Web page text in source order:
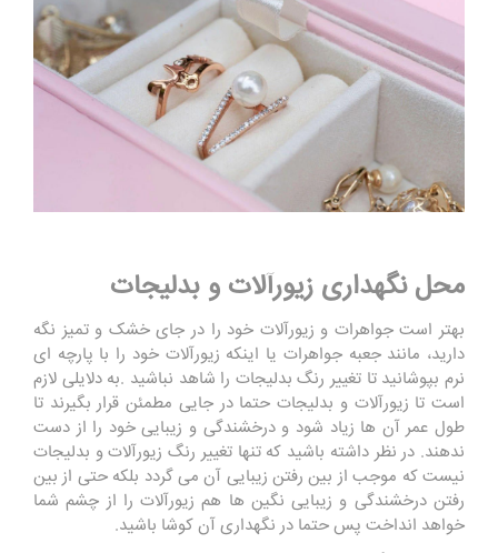
محل نگهداری زیورآلات و بدلیجات
بهتر است جواهرات و زیورآلات خود را در جای خشک و تمیز نگه
دارید، مانند جعبه جواهرات یا اینکه زیورآلات خود را با پارچه ای
نرم بپوشانید تا تغییر رنگ بدلیجات را شاهد نباشید .به دلایلی لازم
است تا زیورآلات و بدلیجات حتما در جایی مطمئن قرار بگیرند تا
طول عمر آن ها زیاد شود و درخشندگی و زیبایی خود را از دست
ندهند. در نظر داشته باشید که تنها تغییر رنگ زیورآلات و بدلیجات
نیست که موجب از بین رفتن زیبایی آن می گردد بلکه حتی از بین
رفتن درخشندگی و زیبایی نگین ها هم زیورآلات را از چشم شما
خواهد انداخت پس حتما در نگهداری آن کوشا باشید.